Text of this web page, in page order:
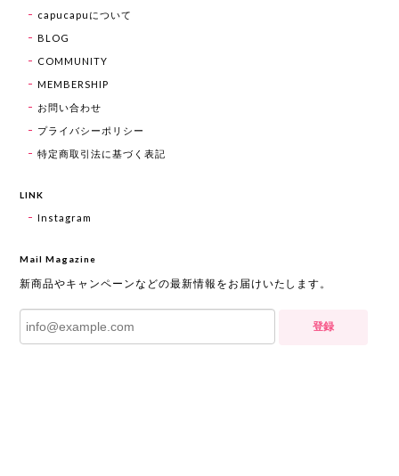
capucapuについて
BLOG
COMMUNITY
MEMBERSHIP
お問い合わせ
プライバシーポリシー
特定商取引法に基づく表記
LINK
Instagram
Mail Magazine
新商品やキャンペーンなどの最新情報をお届けいたします。
登録